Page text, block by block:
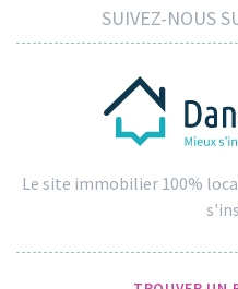
SUIVEZ-NOUS
Le site immobilier 100%